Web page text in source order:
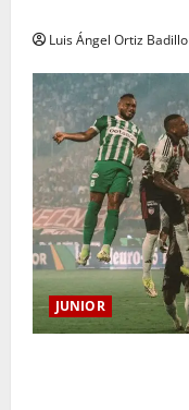
Luis Ángel Ortiz Badillo
JUNIOR